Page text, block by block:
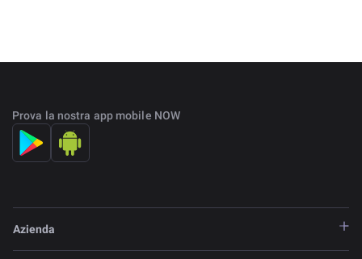
Prova la nostra app mobile NOW
Azienda